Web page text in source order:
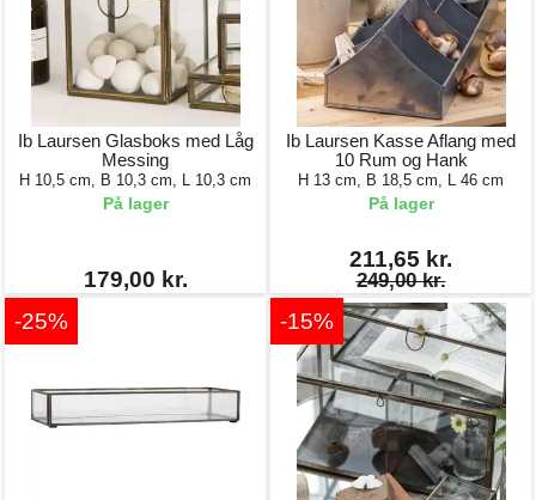
Ib Laursen Glasboks med Låg
Messing
H 10,5 cm, B 10,3 cm, L 10,3 cm
På lager
179,00 kr.
Ib Laursen Kasse Aflang med
10 Rum og Hank
H 13 cm, B 18,5 cm, L 46 cm
På lager
211,65 kr.
249,00 kr.
-25% -15%